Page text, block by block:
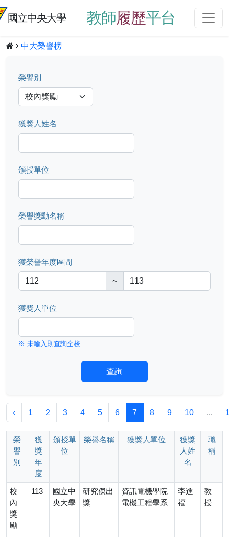
國立中央大學 教師履歷平台
中大榮譽榜
榮譽別
獲獎人姓名
頒授單位
榮譽獎勳名稱
獲榮譽年度區間
~
獲獎人單位
※ 未輸入則查詢全校
查詢
‹ 1 2 3 4 5 6 7 8 9 10 ...
榮
譽
別
獲
獎
年
度
頒授單
位
榮譽名稱 獲獎人單位
獲獎
人姓
名
職
稱
校
內
獎
勵
113
國立中
央大學
研究傑出
獎
資訊電機學院
電機工程學系
李進
福
教
授